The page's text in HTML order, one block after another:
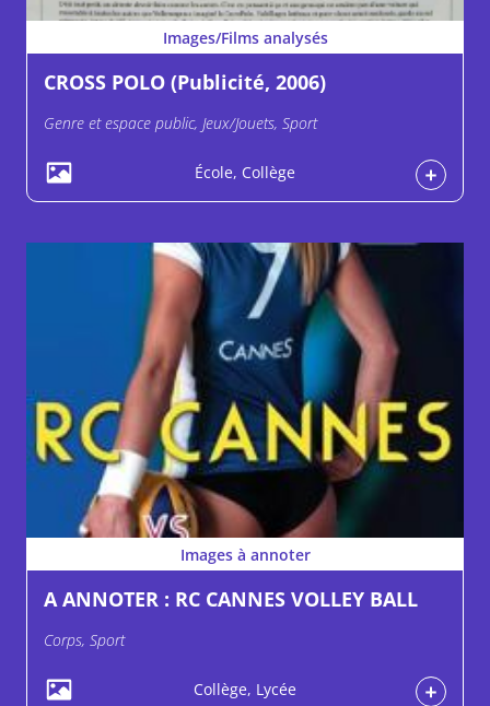
Images/Films analysés
CROSS POLO (Publicité, 2006)
Genre et espace public, Jeux/Jouets, Sport
École, Collège
Images à annoter
A ANNOTER : RC CANNES VOLLEY BALL
Corps, Sport
Collège, Lycée